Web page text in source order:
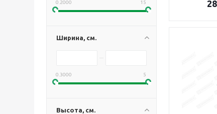
0.2000 15
Ширина, см.
0.3000 5
Высота, см.